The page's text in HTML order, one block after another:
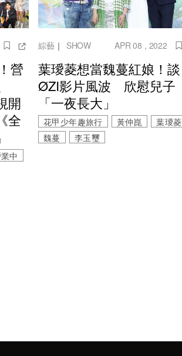
營
開
全
中
綜藝 ｜ SHOW APR 08 , 2022
葉璦菱想當魏蔓紅娘！談
ØZI影片風波 欣慰兒子
「一夜長大」
花甲少年趣旅行 黃仲崑
葉璦菱
魏蔓
李玉璽